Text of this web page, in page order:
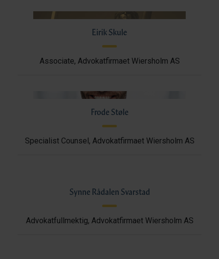
Eirik Skule
Associate, Advokatfirmaet Wiersholm AS
Frode Støle
Specialist Counsel, Advokatfirmaet Wiersholm AS
Synne Rådalen Svarstad
Advokatfullmektig, Advokatfirmaet Wiersholm AS